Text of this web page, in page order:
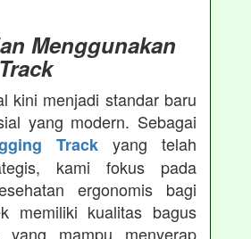
Menggunakan
kini menjadi standar baru
yang modern. Sebagai
Trackyang telah
kami fokus pada
ergonomis bagi
memiliki kualitas bagus
yang mampu menyerap